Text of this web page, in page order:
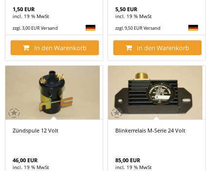
1,50 EUR
incl. 19 % MwSt
zzgl. 3,00 EUR Versand
In den Warenkorb
5,50 EUR
incl. 19 % MwSt
zzgl. 9,50 EUR Versand
In den Warenkorb
Zündspule 12 Volt
46,00 EUR
incl. 19 % MwSt
Blinkerrelais M-Serie 24 Volt
85,00 EUR
incl. 19 % MwSt